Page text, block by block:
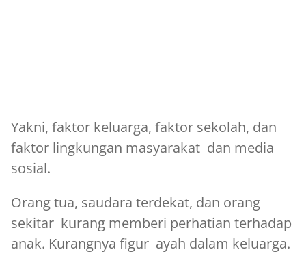
Yakni, faktor keluarga, faktor sekolah, dan
faktor lingkungan masyarakat dan media
sosial.
Orang tua, saudara terdekat, dan orang
sekitar kurang memberi perhatian terhadap
anak. Kurangnya figur ayah dalam keluarga.